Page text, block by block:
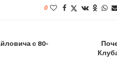
0
с 80-